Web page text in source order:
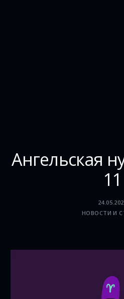
Ангельская
11
НОВОСТИ И